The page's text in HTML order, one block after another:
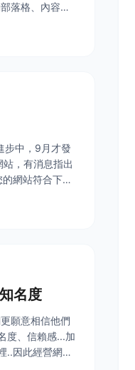
落格、內容、
步中，9月才發
，有消息指出
網站符合下列
名度
願意相信他們
度、信賴感...加
..因此經營網路